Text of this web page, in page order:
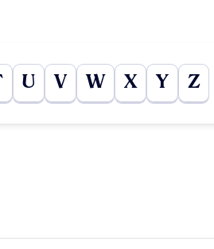
U V W X Y Z